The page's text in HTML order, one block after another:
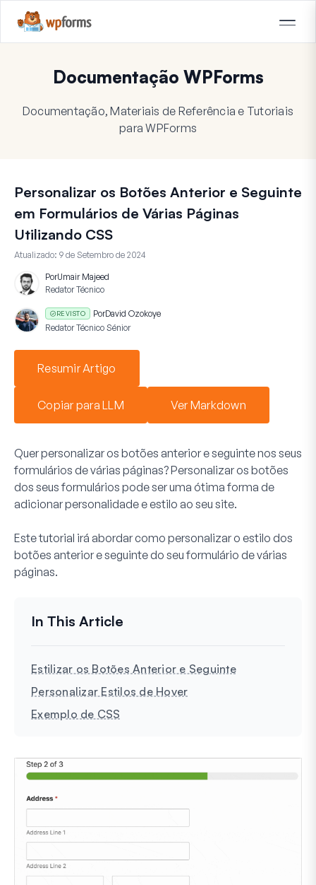
Documentação WPForms
Documentação, Materiais de Referência e Tutoriais
para WPForms
Personalizar os Botões Anterior e Seguinte
em Formulários de Várias Páginas
Utilizando CSS
Atualizado: 9 de Setembro de 2024
PorUmair Majeed
Redator Técnico
REVISTO PorDavid Ozokoye
Redator Técnico Sénior
Resumir Artigo
Copiar para LLM Ver Markdown
Quer personalizar os botões anterior e seguinte nos seus
formulários de várias páginas? Personalizar os botões
dos seus formulários pode ser uma ótima forma de
adicionar personalidade e estilo ao seu site.
Este tutorial irá abordar como personalizar o estilo dos
botões anterior e seguinte do seu formulário de várias
páginas.
Estilizar os Botões Anterior e Seguinte
Personalizar Estilos de Hover
Exemplo de CSS